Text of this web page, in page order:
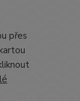
přes